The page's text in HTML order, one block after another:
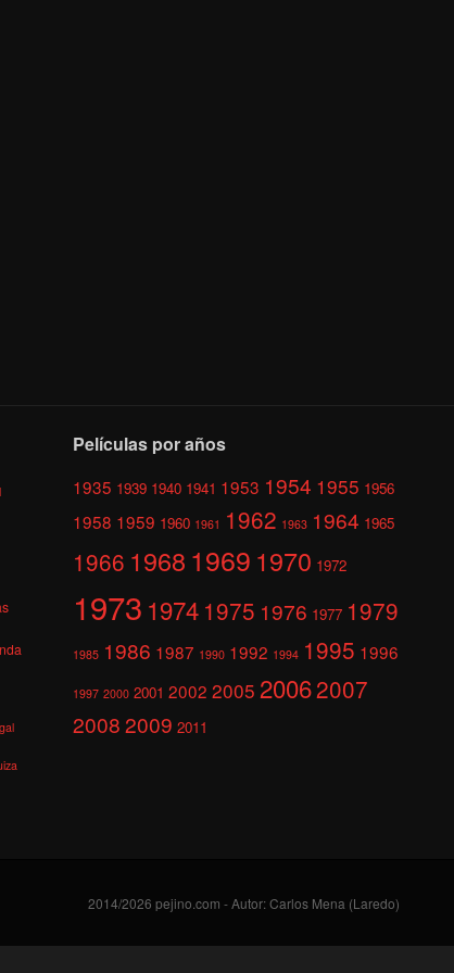
Películas por años
1935 1939 1940 1941 1953 1954 1955 1956
1958 1959 1960 1961 1962 1963 1964 1965
1966 1968 1969 1970 1972
1973 1974 1975 1976 1977 1979
1985 1986 1987 1990 1992 1994 1995 1996
1997 2000 2001 2002 2005 20062007
20082009 2011
2014/2026 pejino.com - Autor: Carlos Mena (Laredo)